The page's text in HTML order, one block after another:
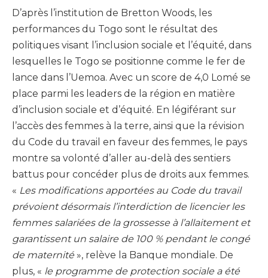
D’après l’institution de Bretton Woods, les
performances du Togo sont le résultat des
politiques visant l’inclusion sociale et l’équité, dans
lesquelles le Togo se positionne comme le fer de
lance dans l’Uemoa. Avec un score de 4,0 Lomé se
place parmi les leaders de la région en matière
d’inclusion sociale et d’équité. En légiférant sur
l’accès des femmes à la terre, ainsi que la révision
du Code du travail en faveur des femmes, le pays
montre sa volonté d’aller au-delà des sentiers
battus pour concéder plus de droits aux femmes.
« Les modifications apportées au Code du travail
prévoient désormais l’interdiction de licencier les
femmes salariées de la grossesse à l’allaitement et
garantissent un salaire de 100 % pendant le congé
de maternité », relève la Banque mondiale. De
plus, « le programme de protection sociale a été